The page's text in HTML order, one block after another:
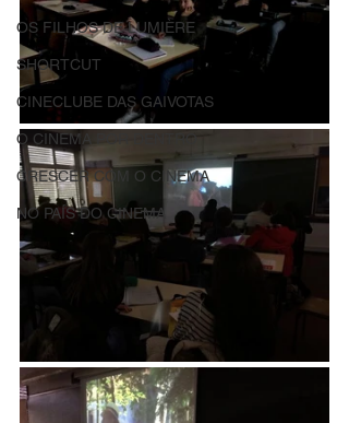
OS FILHOS DE LUMIÈRE
SHORTCUT
CINECLUBE DAS GAIVOTAS
O CINEMA POR DENTRO
CRESCER COM O CINEMA
NO PAÍS DO CINEMA